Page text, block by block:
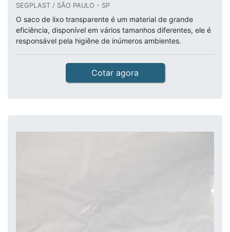
SEGPLAST / SÃO PAULO - SP
O saco de lixo transparente é um material de grande
eficiência, disponível em vários tamanhos diferentes, ele é
responsável pela higiêne de inúmeros ambientes.
Cotar agora